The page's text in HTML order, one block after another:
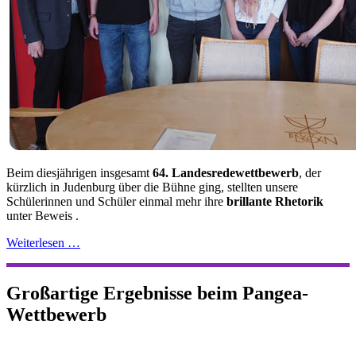
Beim diesjährigen insgesamt 64. Landesredewettbewerb, der
kürzlich in Judenburg über die Bühne ging, stellten unsere
Schülerinnen und Schüler einmal mehr ihre brillante Rhetorik
unter Beweis .
Weiterlesen …
Großartige Ergebnisse beim Pangea-
Wettbewerb